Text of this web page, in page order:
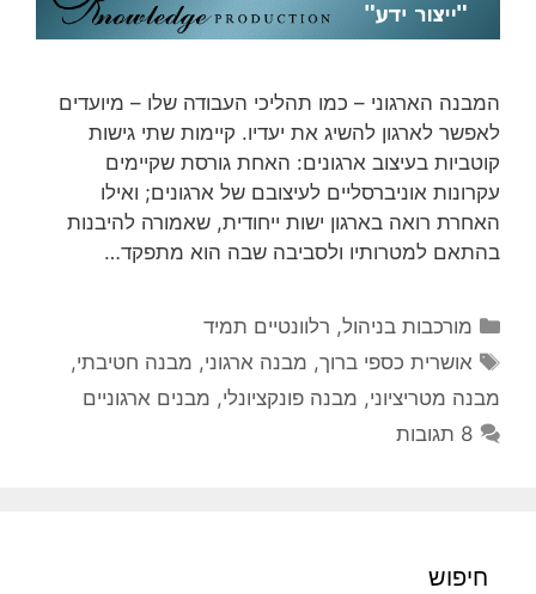
המבנה הארגוני – כמו תהליכי העבודה שלו – מיועדים
לאפשר לארגון להשיג את יעדיו. קיימות שתי גישות
קוטביות בעיצוב ארגונים: האחת גורסת שקיימים
עקרונות אוניברסליים לעיצובם של ארגונים; ואילו
האחרת רואה בארגון ישות ייחודית, שאמורה להיבנות
בהתאם למטרותיו ולסביבה שבה הוא מתפקד…
קטגוריות
מורכבות בניהול, רלוונטיים תמיד
תגיות
אושרית כספי ברוך, מבנה ארגוני, מבנה חטיבתי,
מבנה מטריציוני, מבנה פונקציונלי, מבנים ארגוניים
8 תגובות
חיפוש